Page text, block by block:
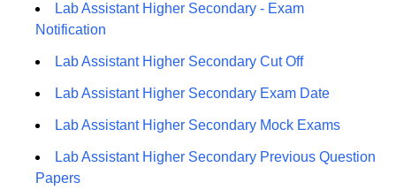
Lab Assistant Higher Secondary - Exam
Notification
Lab Assistant Higher Secondary Cut Off
Lab Assistant Higher Secondary Exam Date
Lab Assistant Higher Secondary Mock Exams
Lab Assistant Higher Secondary Previous Question
Papers